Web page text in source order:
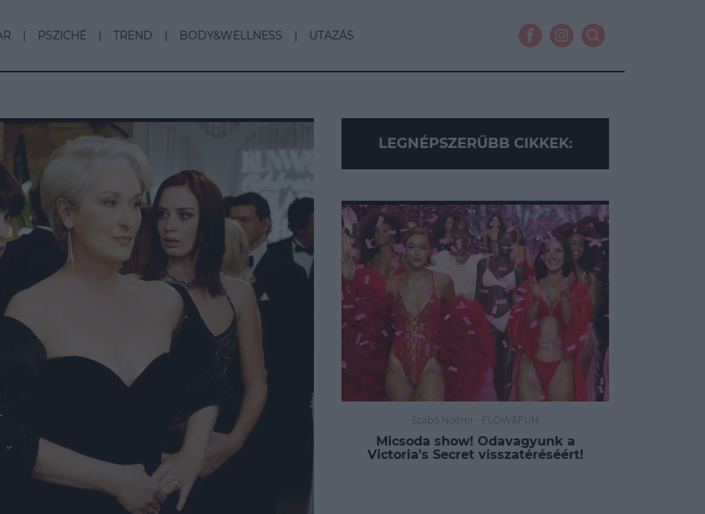
PSZICHÉ TREND BODY&WELLNESS UTAZÁS
LEGNÉPSZERŰBB CIKKEK:
Szabó Noémi - FLOW&FUN
Micsoda show! Odavagyunk a
Victoria's Secret visszatéréséért!